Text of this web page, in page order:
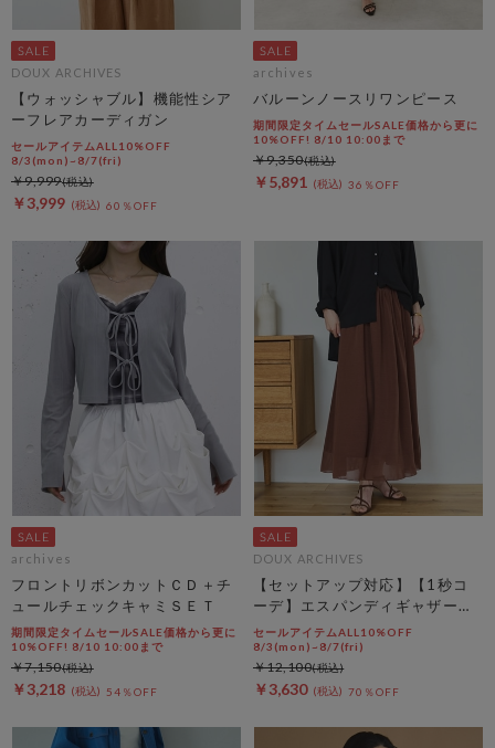
DOUX ARCHIVES
【ウォッシャブル】機能性シア
ーフレアカーディガン
セールアイテムALL10%OFF
8/3(mon)~8/7(fri)
￥3,999 60％OFF
￥9,999
archives
バルーンノースリワンピース
期間限定タイムセールSALE価格から更に
10%OFF! 8/10 10:00まで
￥5,891 36％OFF
￥9,350
archives
フロントリボンカットＣＤ＋チ
ュールチェックキャミＳＥＴ
期間限定タイムセールSALE価格から更に
10%OFF! 8/10 10:00まで
￥3,218 54％OFF
￥7,150
DOUX ARCHIVES
【セットアップ対応】【1秒コ
ーデ】エスパンディギャザース
カート
セールアイテムALL10%OFF
8/3(mon)~8/7(fri)
￥3,630 70％OFF
￥12,100